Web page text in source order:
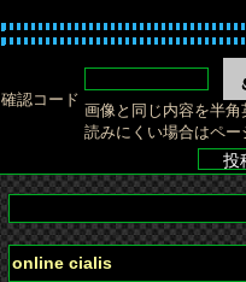
確認コード
画像と同じ内容を半
読みにくい場合はペ
online cialis